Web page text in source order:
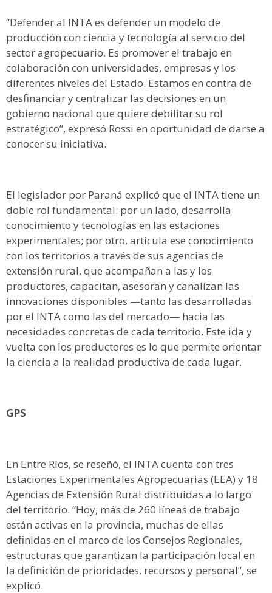
“Defender al INTA es defender un modelo de
producción con ciencia y tecnología al servicio del
sector agropecuario. Es promover el trabajo en
colaboración con universidades, empresas y los
diferentes niveles del Estado. Estamos en contra de
desfinanciar y centralizar las decisiones en un
gobierno nacional que quiere debilitar su rol
estratégico”, expresó Rossi en oportunidad de darse a
conocer su iniciativa.
El legislador por Paraná explicó que el INTA tiene un
doble rol fundamental: por un lado, desarrolla
conocimiento y tecnologías en las estaciones
experimentales; por otro, articula ese conocimiento
con los territorios a través de sus agencias de
extensión rural, que acompañan a las y los
productores, capacitan, asesoran y canalizan las
innovaciones disponibles —tanto las desarrolladas
por el INTA como las del mercado— hacia las
necesidades concretas de cada territorio. Este ida y
vuelta con los productores es lo que permite orientar
la ciencia a la realidad productiva de cada lugar.
GPS
En Entre Ríos, se reseñó, el INTA cuenta con tres
Estaciones Experimentales Agropecuarias (EEA) y 18
Agencias de Extensión Rural distribuidas a lo largo
del territorio. “Hoy, más de 260 líneas de trabajo
están activas en la provincia, muchas de ellas
definidas en el marco de los Consejos Regionales,
estructuras que garantizan la participación local en
la definición de prioridades, recursos y personal”, se
explicó.